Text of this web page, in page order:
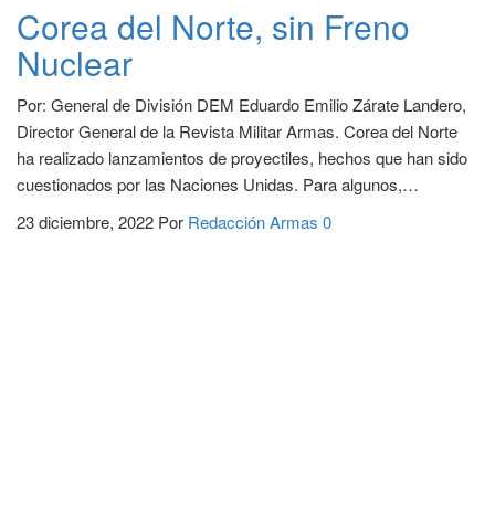
Corea del Norte, sin Freno
Nuclear
Por: General de División DEM Eduardo Emilio Zárate Landero,
Director General de la Revista Militar Armas. Corea del Norte
ha realizado lanzamientos de proyectiles, hechos que han sido
cuestionados por las Naciones Unidas. Para algunos,…
23 diciembre, 2022 Por Redacción Armas 0